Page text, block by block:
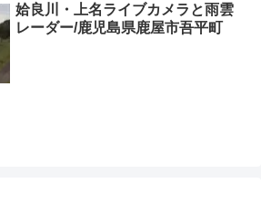
姶良川・上名ライブカメラと雨雲
レーダー/鹿児島県鹿屋市吾平町